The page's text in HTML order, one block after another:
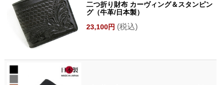
二つ折り財布 カーヴィング＆スタンピン
グ（牛革/日本製）
23,100円 (税込)